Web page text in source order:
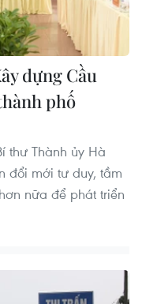
dựng Cầu
phố
thư Thành ủy Hà
đổi mới tư duy, tầm
nữa để phát triển